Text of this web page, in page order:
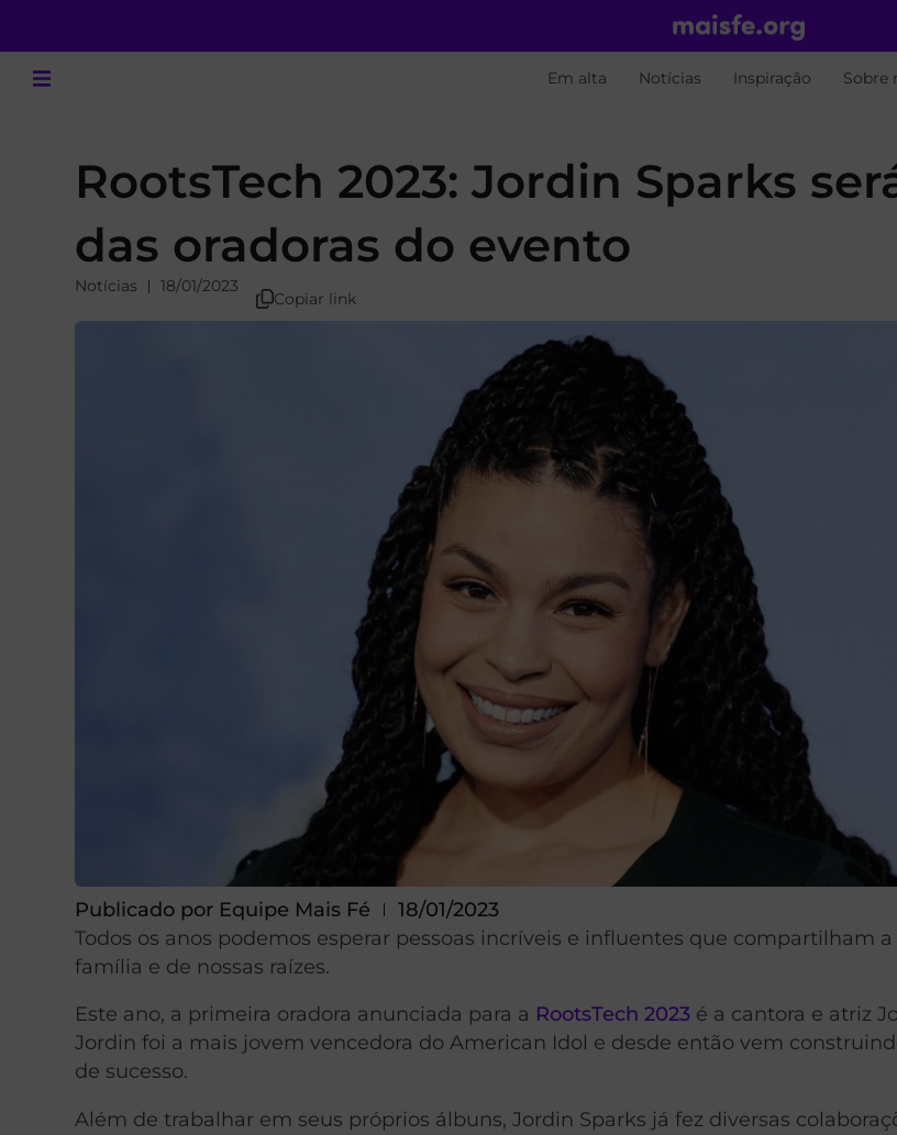
Em alta Notícias Inspiração Sobre
RootsTech 2023: Jordin Sparks
das oradoras do evento
Notícias 18/01/2023
Copiar link
Publicado por Equipe Mais Fé
18/01/2023
Todos os anos podemos esperar pessoas incríveis e influentes que compartilham
família e de nossas raízes.
Este ano, a primeira oradora anunciada para a RootsTech 2023 é a cantora e atriz
Jordin foi a mais jovem vencedora do American Idol e desde então vem
de sucesso.
Além de trabalhar em seus próprios álbuns, Jordin Sparks já fez diversas